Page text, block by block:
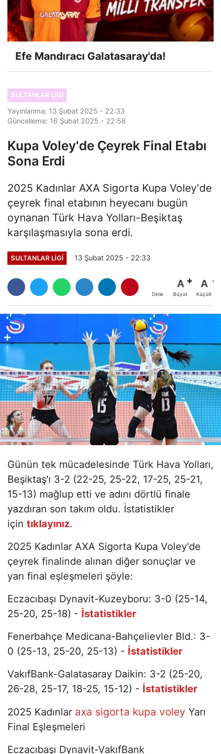
Efe Mandıracı Galatasaray'da!
SULTANLAR LIGI
Yayınlanma: 13 Şubat 2025 - 22:33
Güncelleme: 16 Şubat 2025 - 22:58
Kupa Voley'de Çeyrek Final Etabı
Sona Erdi
2025 Kadınlar AXA Sigorta Kupa Voley'de
çeyrek final etabının heyecanı bugün
oynanan Türk Hava Yolları-Beşiktaş
karşılaşmasıyla sona erdi.
SULTANLAR LIGI 13 Şubat 2025 - 22:33
Dinle
A
Büyüt
A
Küçült
Günün tek mücadelesinde Türk Hava Yolları,
Beşiktaş'ı 3-2 (22-25, 25-22, 17-25, 25-21,
15-13) mağlup etti ve adını dörtlü finale
yazdıran son takım oldu. İstatistikler
için tıklayınız.
2025 Kadınlar AXA Sigorta Kupa Voley'de
çeyrek finalinde alınan diğer sonuçlar ve
yarı final eşleşmeleri şöyle:
Eczacıbaşı Dynavit-Kuzeyboru: 3-0 (25-14,
25-20, 25-18) - İstatistikler
Fenerbahçe Medicana-Bahçelievler Bld.: 3-
0 (25-13, 25-20, 25-13) - İstatistikler
VakıfBank-Galatasaray Daikin: 3-2 (25-20,
26-28, 25-17, 18-25, 15-12) - İstatistikler
2025 Kadınlar axa sigorta kupa voley Yarı
Final Eşleşmeleri
Eczacıbaşı Dynavit-VakıfBank